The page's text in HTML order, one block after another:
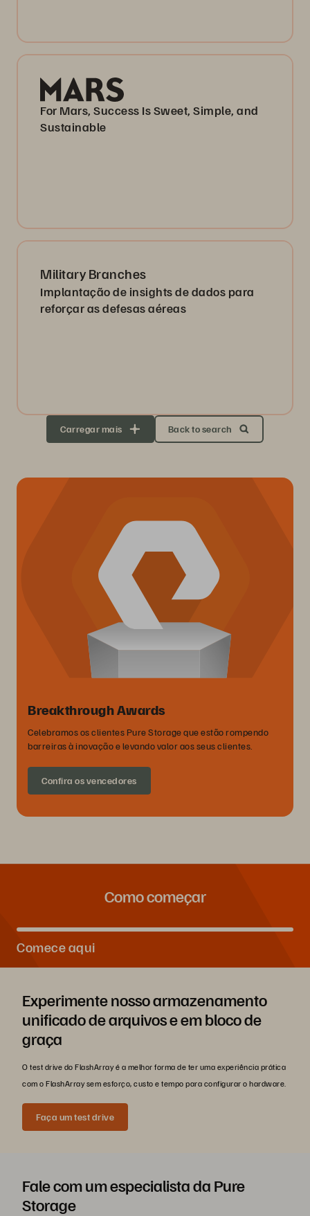
For Mars, Success Is Sweet, Simple, and
Sustainable
Military Branches
Implantação de insights de dados para
reforçar as defesas aéreas
Carregar mais Back to search
Breakthrough Awards
Celebramos os clientes Pure Storage que estão rompendo
barreiras à inovação e levando valor aos seus clientes.
Confira os vencedores
Como começar
Comece aqui
Experimente nosso armazenamento
unificado de arquivos e em bloco de
graça
O test drive do FlashArray é a melhor forma de ter uma experiência prática
com o FlashArray sem esforço, custo e tempo para configurar o hardware.
Faça um test drive
Fale com um especialista da Pure
Storage